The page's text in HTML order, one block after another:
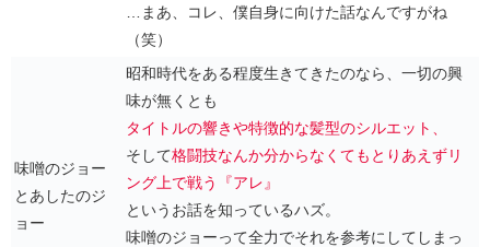
…まあ、コレ、僕自身に向けた話なんですがね
（笑）
味噌のジョー
とあしたのジ
ョー
昭和時代をある程度生きてきたのなら、一切の興
味が無くとも
タイトルの響きや特徴的な髪型のシルエット、
そして格闘技なんか分からなくてもとりあえずリ
ング上で戦う『アレ』
というお話を知っているハズ。
味噌のジョーって全力でそれを参考にしてしまっ